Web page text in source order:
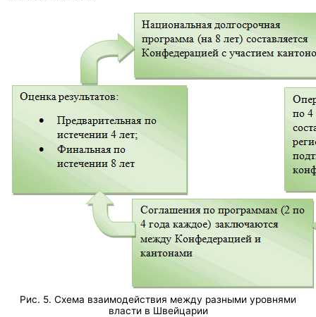
Рис. 5. Схема взаимодействия между разными уровнями
власти в Швейцарии